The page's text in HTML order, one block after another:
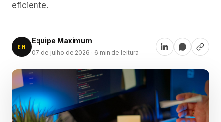
eficiente.
EM
Equipe Maximum
07 de julho de 2026 · 6 min de leitura